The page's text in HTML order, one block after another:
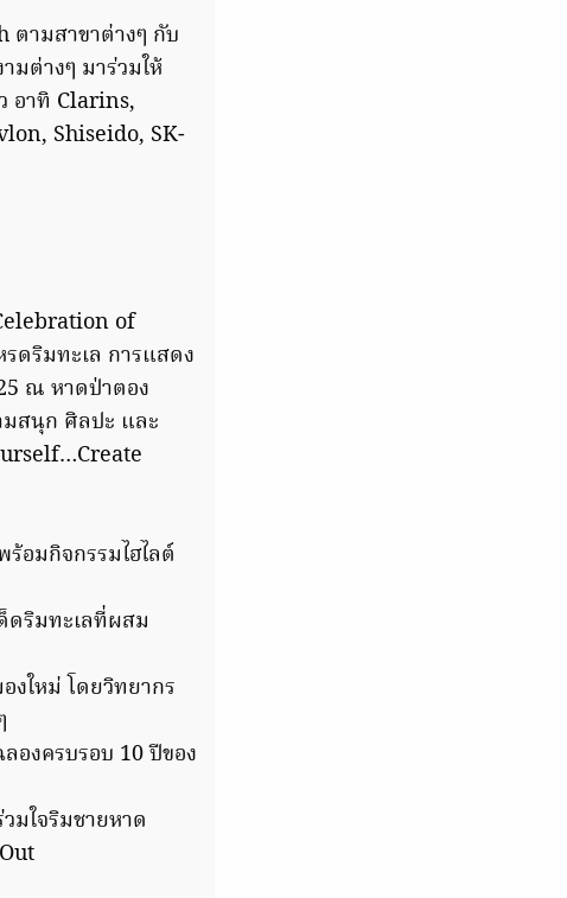
ามสาขาต่างๆ กับ
ต่างๆ มาร่วมให้
อาทิ Clarins,
Shiseido, SK-
of
ดริมทะเล การแสดง
ณ หาดป่าตอง
สนุก ศิลปะ และ
อมกิจกรรมไฮไลต์
ดริมทะเลที่ผสม
งใหม่ โดยวิทยากร
องครบรอบ 10 ปีของ
มใจริมชายหาด